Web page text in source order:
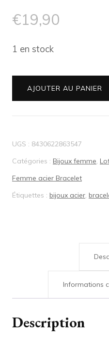
€19,90
1 en stock
quantité
F
acier
Lotus
LS2574
2/1
AJOUTER AU PANIER
UGS : 8430622863547
Catégories : Bijoux femme,
Femme acier Bracelet
Étiquettes : bijoux acier,
Informations
Description